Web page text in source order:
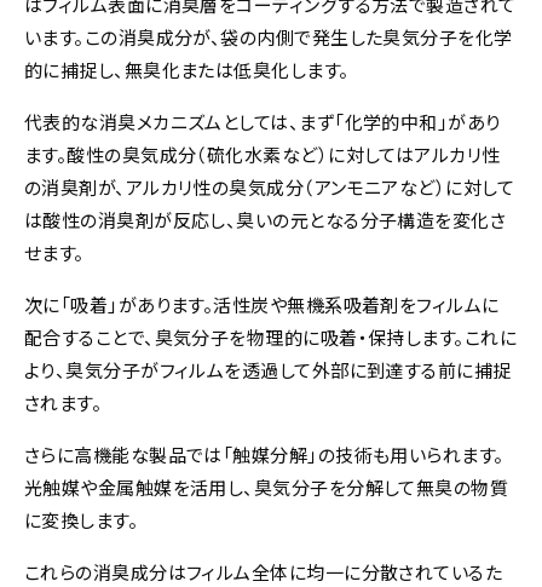
います。この消臭成分が、袋の内側で発生した臭気分子を化学
的に捕捉し、無臭化または低臭化します。
代表的な消臭メカニズムとしては、まず「化学的中和」があり
ます。酸性の臭気成分（硫化水素など）に対してはアルカリ性
の消臭剤が、アルカリ性の臭気成分（アンモニアなど）に対して
は酸性の消臭剤が反応し、臭いの元となる分子構造を変化さ
せます。
次に「吸着」があります。活性炭や無機系吸着剤をフィルムに
配合することで、臭気分子を物理的に吸着・保持します。これに
より、臭気分子がフィルムを透過して外部に到達する前に捕捉
されます。
さらに高機能な製品では「触媒分解」の技術も用いられます。
光触媒や金属触媒を活用し、臭気分子を分解して無臭の物質
に変換します。
これらの消臭成分はフィルム全体に均一に分散されているた